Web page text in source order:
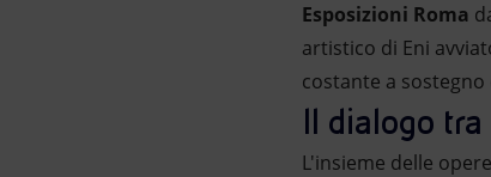
Esposizioni Roma
artistico di Eni
costante a
Il dialogo
L'insieme delle